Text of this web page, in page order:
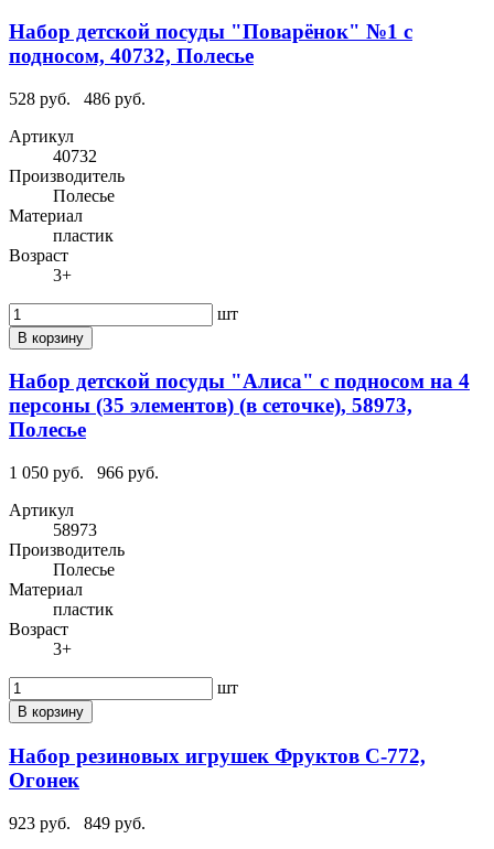
Набор детской посуды "Поварёнок" №1 с
подносом, 40732, Полесье
528 руб.
486 руб.
Артикул
40732
Производитель
Полесье
Материал
пластик
Возраст
3+
шт
В корзину
Набор детской посуды "Алиса" с подносом на 4
персоны (35 элементов) (в сеточке), 58973,
Полесье
1 050 руб.
966 руб.
Артикул
58973
Производитель
Полесье
Материал
пластик
Возраст
3+
шт
В корзину
Набор резиновых игрушек Фруктов С-772,
Огонек
923 руб.
849 руб.